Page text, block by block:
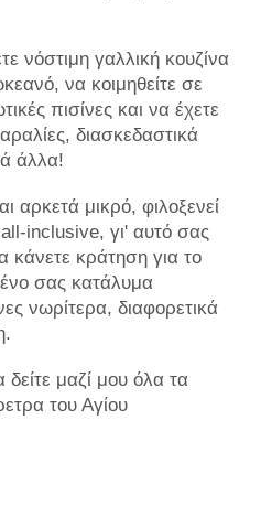
νόστιμη γαλλική κουζίνα
να κοιμηθείτε σε
πισίνες και να έχετε
διασκεδαστικά
άλλα!
αρκετά μικρό, φιλοξενεί
inclusive, γι' αυτό σας
κάνετε κράτηση για το
σας κατάλυμα
νωρίτερα, διαφορετικά
δείτε μαζί μου όλα τα
του Αγίου